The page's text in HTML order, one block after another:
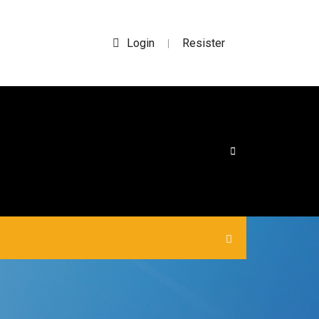
Login | Resister